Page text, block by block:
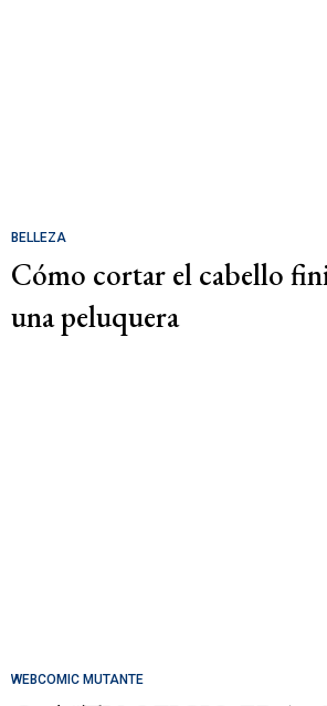
BELLEZA
Cómo cortar el cabello
una peluquera
WEBCOMIC MUTANTE